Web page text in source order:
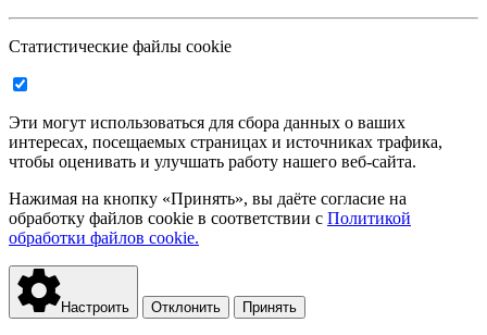
Статистические файлы cookie
Эти могут использоваться для сбора данных о ваших
интересах, посещаемых страницах и источниках трафика,
чтобы оценивать и улучшать работу нашего веб-сайта.
Нажимая на кнопку «Принять», вы даёте согласие на
обработку файлов cookie в соответствии с Политикой
обработки файлов cookie.
Настроить Отклонить Принять